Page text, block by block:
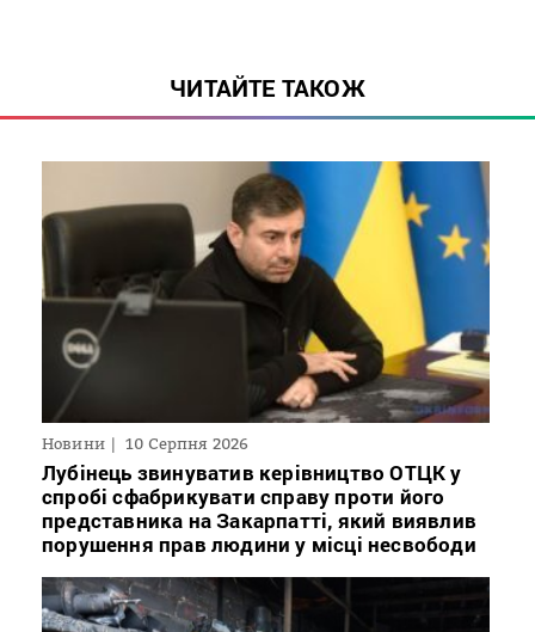
ЧИТАЙТЕ ТАКОЖ
Новини 10 Серпня 2026
Лубінець звинуватив керівництво ОТЦК у
спробі сфабрикувати справу проти його
представника на Закарпатті, який виявлив
порушення прав людини у місці несвободи